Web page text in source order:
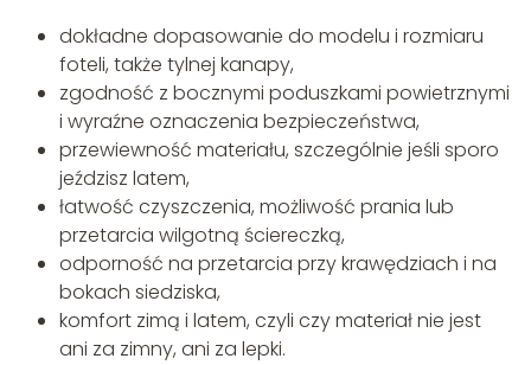
dokładne dopasowanie do modelu i rozmiaru
foteli, także tylnej kanapy,
zgodność z bocznymi poduszkami powietrznymi
i wyraźne oznaczenia bezpieczeństwa,
przewiewność materiału, szczególnie jeśli sporo
jeździsz latem,
łatwość czyszczenia, możliwość prania lub
przetarcia wilgotną ściereczką,
odporność na przetarcia przy krawędziach i na
bokach siedziska,
komfort zimą i latem, czyli czy materiał nie jest
ani za zimny, ani za lepki.